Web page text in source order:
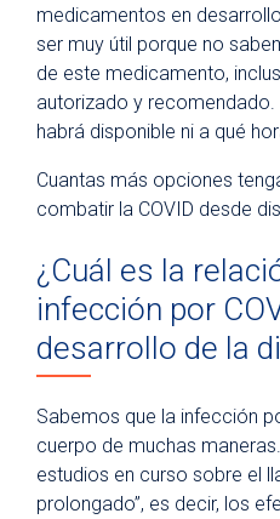
medicamentos en
ser muy útil porque no
de este medicamento,
autorizado y
habrá disponible ni a qué
Cuantas más opciones
combatir la COVID desde
¿Cuál es la
infección por
desarrollo de la
Sabemos que la infección
cuerpo de muchas
estudios en curso sobre el
prolongado”, es decir, los